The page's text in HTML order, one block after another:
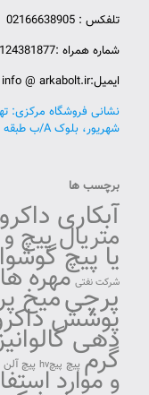
تلفکس : 02166638905
شماره همراه :09124381877
ایمیل:info @ arkabolt.ir
شهریور، بلوک A/ب طبقه اول پلاک 34
برچسب ها
آبکاری
متریال پیچ
یا پیچ
شرکت نفتی مهره
پرچیمیخ
پوشش
دهی
گرم پیچ پیچhv پیچ آلن و موارد